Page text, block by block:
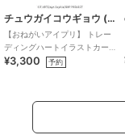
チュウガイコウギョウ (Chugai Mining)
【おねがいアイプリ】 トレー
ディングハートイラストカー
ド （1SET/6個入り）
¥3,300 予約